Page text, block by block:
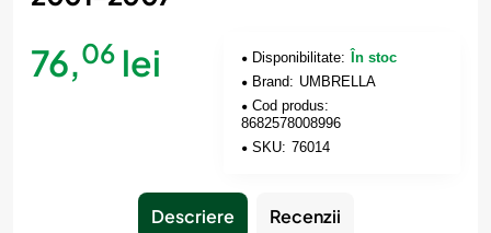
76,06 lei Disponibilitate:
În stoc
Brand: UMBRELLA
Cod produs:
8682578008996
SKU: 76014
Descriere Recenzii